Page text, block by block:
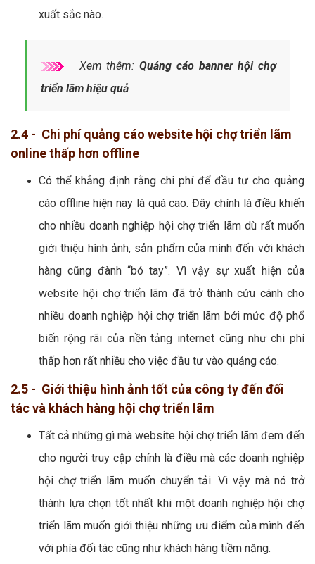
xuất sắc nào.
Xem thêm:Quảng cáo banner hội chợ
triển lãm hiệu quả
2.4 - Chi phí quảng cáo website hội chợ triển lãm
online thấp hơn offline
Có thể khẳng định rằng chi phí để đầu tư cho quảng
cáo offline hiện nay là quá cao. Đây chính là điều khiến
cho nhiều doanh nghiệp hội chợ triển lãm dù rất muốn
giới thiệu hình ảnh, sản phẩm của mình đến với khách
hàng cũng đành “bó tay”. Vì vậy sự xuất hiện của
website hội chợ triển lãm đã trở thành cứu cánh cho
nhiều doanh nghiệp hội chợ triển lãm bởi mức độ phổ
biến rộng rãi của nền tảng internet cũng như chi phí
thấp hơn rất nhiều cho việc đầu tư vào quảng cáo.
2.5 - Giới thiệu hình ảnh tốt của công ty đến đối
tác và khách hàng hội chợ triển lãm
Tất cả những gì mà website hội chợ triển lãm đem đến
cho người truy cập chính là điều mà các doanh nghiệp
hội chợ triển lãm muốn chuyển tải. Vì vậy mà nó trở
thành lựa chọn tốt nhất khi một doanh nghiệp hội chợ
triển lãm muốn giới thiệu những ưu điểm của mình đến
với phía đối tác cũng như khách hàng tiềm năng.